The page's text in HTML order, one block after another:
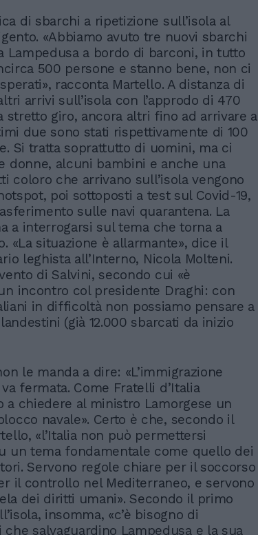
di sbarchi a ripetizione sull’isola al
«Abbiamo avuto tre nuovi sbarchi
Lampedusa a bordo di barconi, in tutto
500 persone e stanno bene, non ci
racconta Martello. A distanza di
arrivi sull’isola con l’approdo di 470
stretto giro, ancora altri fino ad arrivare a
due sono stati rispettivamente di 100
Si tratta soprattutto di uomini, ma ci
donne, alcuni bambini e anche una
coloro che arrivano sull’isola vengono
poi sottoposti a test sul Covid-19,
sulle navi quarantena. La
a interrogarsi sul tema che torna a
«La situazione è allarmante», dice il
leghista all’Interno, Nicola Molteni.
di Salvini, secondo cui «è
incontro col presidente Draghi: con
in difficoltà non possiamo pensare a
(già 12.000 sbarcati da inizio
le manda a dire: «L’immigrazione
fermata. Come Fratelli d’Italia
a chiedere al ministro Lamorgese un
navale». Certo è che, secondo il
«l’Italia non può permettersi
un tema fondamentale come quello dei
Servono regole chiare per il soccorso
il controllo nel Mediterraneo, e servono
dei diritti umani». Secondo il primo
insomma, «c’è bisogno di
che salvaguardino Lampedusa e la sua